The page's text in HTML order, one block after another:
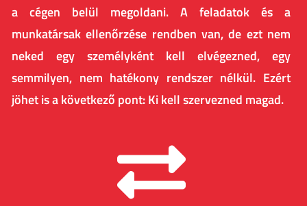
a cégen belül megoldani. A feladatok és a
munkatársak ellenőrzése rendben van, de ezt nem
neked egy személyként kell elvégezned, egy
semmilyen, nem hatékony rendszer nélkül. Ezért
jöhet is a következő pont: Ki kell szervezned magad.